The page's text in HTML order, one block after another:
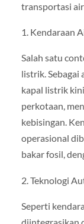
transportasi
1. Kendaraan
Salah satu
listrik. Sebagai
kapal listrik
perkotaan,
kebisingan.
operasional
bakar fosil,
2. Teknologi
Seperti
diintegrasikan